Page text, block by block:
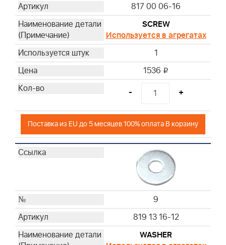
817 00 06-16
SCREW
Используется в агрегатах
1
1536 i
- +
Поставка из EU до 5 месяцев 100% оплата В корзину
9
819 13 16-12
WASHER